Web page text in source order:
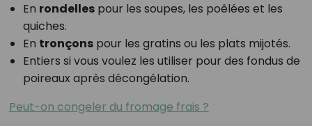
En rondellespour les soupes, les poêlées et les
quiches.
En tronçonspour les gratins ou les plats mijotés.
Entiers si vous voulez les utiliser pour des fondus de
poireaux après décongélation.
Peut-on congeler du fromage frais ?